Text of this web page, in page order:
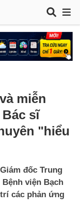
miễn
sĩ
"hiểu
đốc Trung
viện Bạch
các phản ứng